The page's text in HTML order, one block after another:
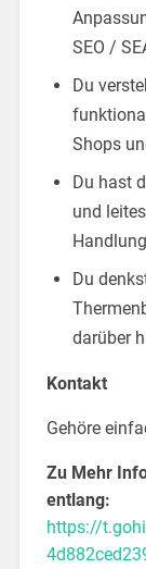
SEO /
Du
Shops
Du hast
und
Du
darüber
Kontakt
Gehöre
Zu Mehr
entlang:
https://